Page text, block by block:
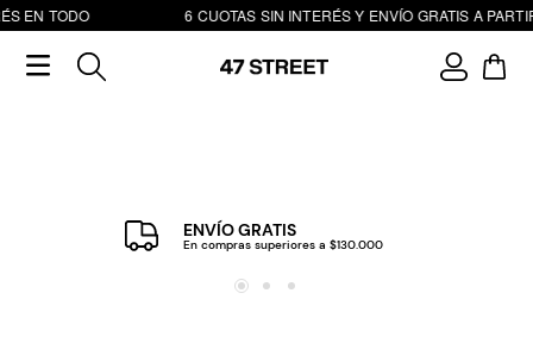
EN TODO 6 CUOTAS SIN INTERÉS Y ENVÍO GRATIS A
ENVÍO GRATIS
En compras superiores a $130.000